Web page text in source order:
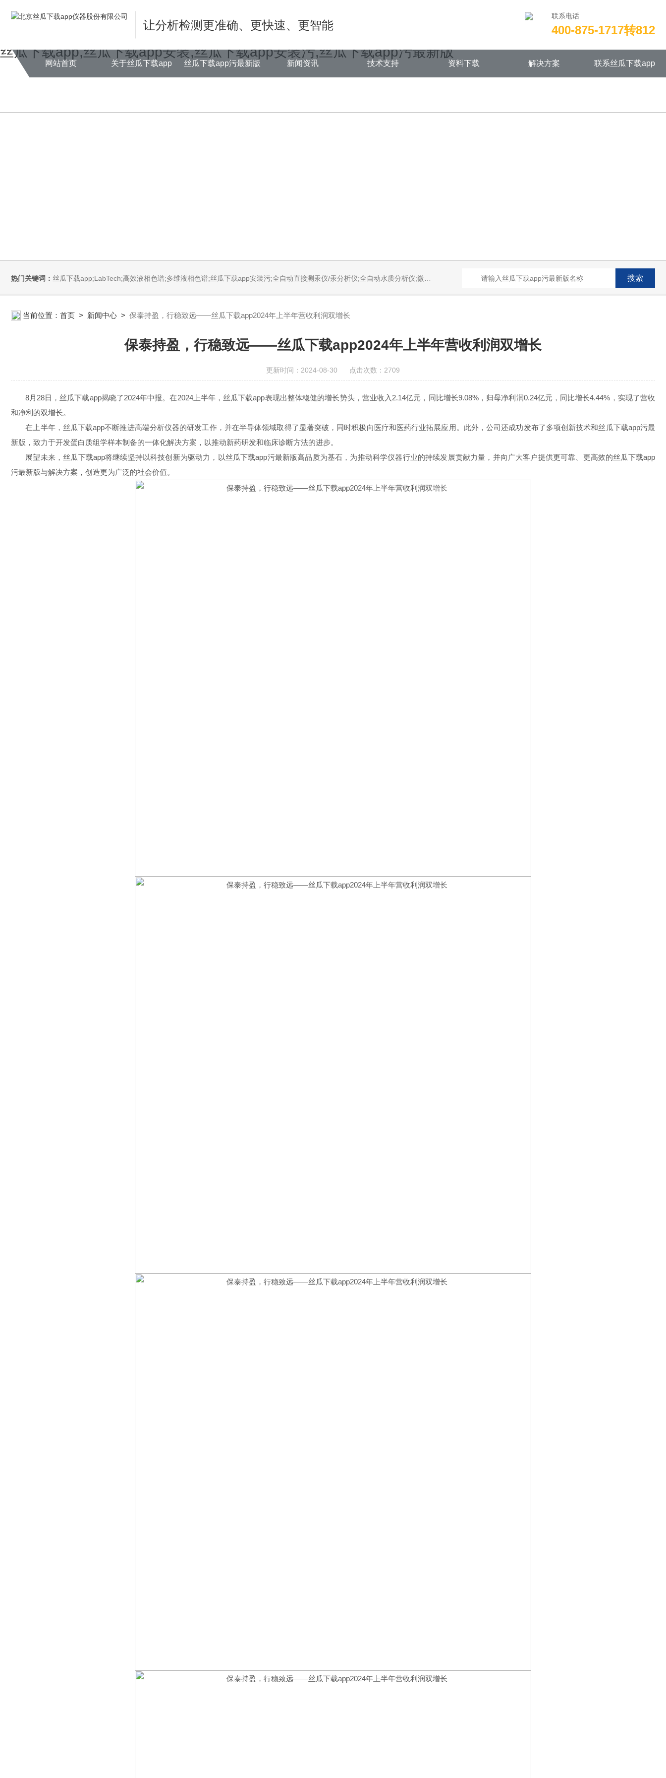
Warning: mkdir(): No space left on device in
/www/wwwroot/NEW14chongjian.com/func.php on line115
丝瓜下载app,丝瓜下载app安装,丝瓜下载app安装污,丝瓜下载app污最新版
让分析检测更准确、更快速、更智能
联系电话
400-875-1717转812
网站首页 关于丝瓜下载app 丝瓜下载app污最新版 新闻资讯 技术支持 资料下载 解决方案 联系丝瓜下载app
热门关键词： 丝瓜下载app;LabTech;高效液相色谱;多维液相色谱;丝瓜下载app安装污;全自动直接测汞仪/汞分析仪;全自动水质分析仪;微波消解萃取系统;微波合成系统;微波灰化磺化系统;全自动固相萃取系统;Dryvap全自动溶剂蒸发系统;激光固体烧蚀进样系统;循环水冷却器;电热消解仪;微控数显电热板;光波加热仪;磁力搅拌器;分析仪器;丝瓜下载app安装设备;样品前处理仪器;丝瓜下载app安装信息管理系统（LIMS;超净丝瓜下载app安装设计与工程;通风柜;化学安全柜;AAICPICP-MSUV-VISHPLC耗材和配件
当前位置： 首页 > 新闻中心 > 保泰持盈，行稳致远——丝瓜下载app2024年上半年营收利润双增长
保泰持盈，行稳致远——丝瓜下载app2024年上半年营收利润双增长
更新时间：2024-08-30 点击次数：2709
8月28日，丝瓜下载app揭晓了2024年中报。在2024上半年，丝瓜下载app表现出整体稳健的增长势头，营业收入2.14亿元，同比增长9.08%，归母净利润0.24亿元，同比增长4.44%，实现了营收
和净利的双增长。
在上半年，丝瓜下载app不断推进高端分析仪器的研发工作，并在半导体领域取得了显著突破，同时积极向医疗和医药行业拓展应用。此外，公司还成功发布了多项创新技术和丝瓜下载app污最
新版，致力于开发蛋白质组学样本制备的一体化解决方案，以推动新药研发和临床诊断方法的进步。
展望未来，丝瓜下载app将继续坚持以科技创新为驱动力，以丝瓜下载app污最新版高品质为基石，为推动科学仪器行业的持续发展贡献力量，并向广大客户提供更可靠、更高效的丝瓜下载app
污最新版与解决方案，创造更为广泛的社会价值。